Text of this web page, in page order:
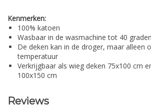
Kenmerken:
100% katoen
Wasbaar in de wasmachine tot 40
De deken kan in de droger, maar alleen
temperatuur
Verkrijgbaar als wieg deken 75x100 cm
100x150 cm
Reviews